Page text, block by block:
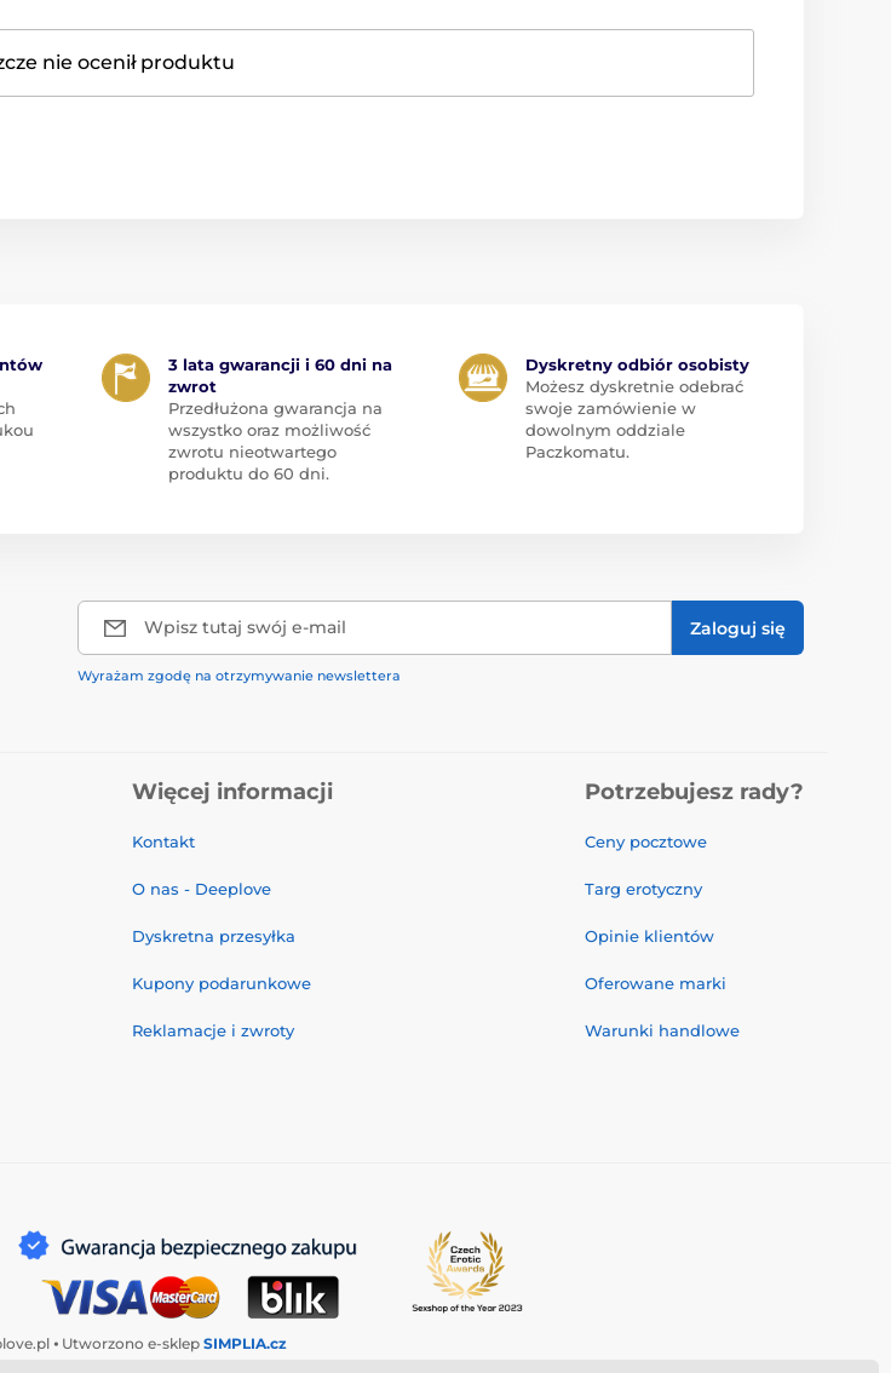
nie ocenił produktu
3 lata gwarancji i 60 dni na
zwrot
Przedłużona gwarancja na
wszystko oraz możliwość
zwrotu nieotwartego
produktu do 60 dni.
Dyskretny odbiór osobisty
Możesz dyskretnie odebrać
swoje zamówienie w
dowolnym oddziale
Paczkomatu.
Wpisz tutaj swój e-mail Zaloguj się
Wyrażam zgodę na otrzymywanie newslettera
Więcej informacji
Kontakt
O nas - Deeplove
Dyskretna przesyłka
Kupony podarunkowe
Reklamacje i zwroty
Potrzebujesz rady?
Ceny pocztowe
Targ erotyczny
Opinie klientów
Oferowane marki
Warunki handlowe
⦁ Utworzono e-sklepSIMPLIA.cz